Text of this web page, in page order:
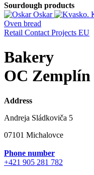
Sourdough products
Oskar
Oven bread
Retail Contact Projects EU
Bakery
OC
Address
Andreja Sládkoviča 5
07101 Michalovce
Phone number
+421 905 281 782